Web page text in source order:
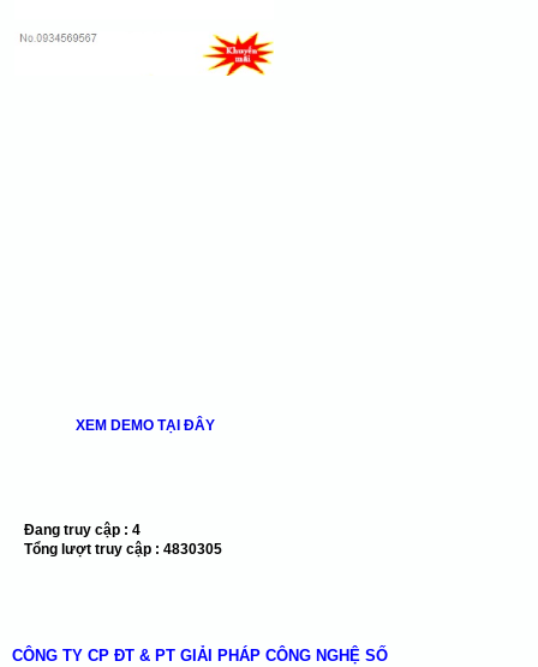
XEM DEMO TẠI ĐÂY
Đang truy cập : 4
Tổng lượt truy cập : 4830305
CÔNG TY CP ĐT & PT GIẢI PHÁP CÔNG NGHỆ SỐ